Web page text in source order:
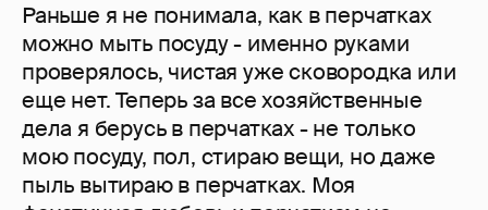
Раньше я не понимала, как в перчатках
можно мыть посуду - именно руками
проверялось, чистая уже сковородка или
еще нет. Теперь за все хозяйственные
дела я берусь в перчатках - не только
мою посуду, пол, стираю вещи, но даже
пыль вытираю в перчатках. Моя